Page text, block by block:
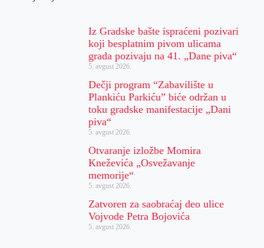
Iz Gradske bašte ispraćeni pozivari
koji besplatnim pivom ulicama
grada pozivaju na 41. „Dane piva“
5. avgust 2026.
Dečji program “Zabavilište u
Plankiću Parkiću” biće održan u
toku gradske manifestacije „Dani
piva“
5. avgust 2026.
Otvaranje izložbe Momira
Kneževića „Osvežavanje
memorije“
5. avgust 2026.
Zatvoren za saobraćaj deo ulice
Vojvode Petra Bojovića
5. avgust 2026.